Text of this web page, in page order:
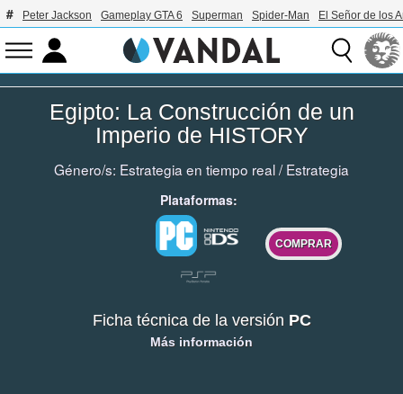
Peter Jackson Gameplay GTA 6 Superman Spider-Man El Señor de los
Egipto: La Construcción de un
Imperio de HISTORY
Género/s: Estrategia en tiempo real/Estrategia
Plataformas:
COMPRAR
Ficha técnica de la versión PC
Más información